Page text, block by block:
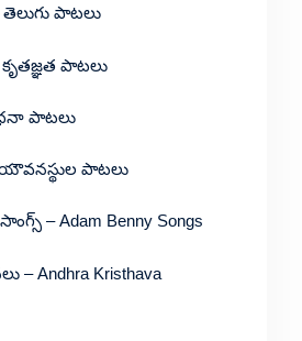
తెలుగు పాటలు
కృతజ్ఞత పాటలు
పాటలు
యౌవనస్థుల పాటలు
– Adam Benny Songs
– Andhra Kristhava